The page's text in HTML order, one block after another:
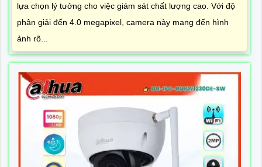
lựa chọn lý tưởng cho việc giám sát chất lượng cao. Với độ
phân giải đến 4.0 megapixel, camera này mang đến hình
ảnh rõ...